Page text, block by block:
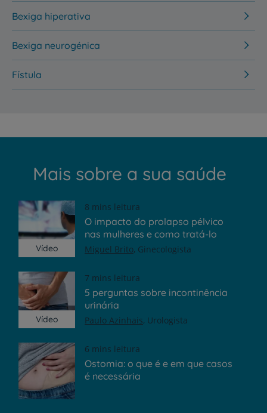
Bexiga hiperativa
Bexiga neurogénica
Fístula
Mais sobre a sua saúde
Vídeo
8 mins leitura
O impacto do prolapso pélvico
nas mulheres e como tratá-lo
Miguel Brito Ginecologista
Vídeo
7 mins leitura
5 perguntas sobre incontinência
urinária
Paulo Azinhais Urologista
6 mins leitura
Ostomia: o que é e em que casos
é necessária